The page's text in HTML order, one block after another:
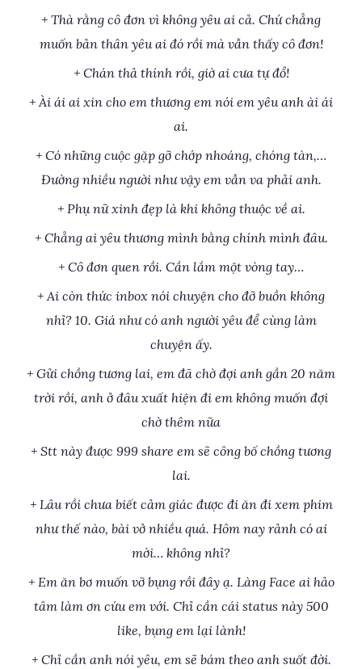
+ Thà rằng cô đơn vì không yêu ai cả. Chứ chẳng
muốn bản thân yêu ai đó rồi mà vẫn thấy cô đơn!
+ Chán thả thính rồi, giờ ai cưa tự đổ!
+ Ài ái ai xin cho em thương em nói em yêu anh ài ái
ai.
+ Có những cuộc gặp gỡ chớp nhoáng, chóng tàn,…
Đường nhiều người như vậy em vẫn va phải anh.
+ Phụ nữ xinh đẹp là khi không thuộc về ai.
+ Chẳng ai yêu thương mình bằng chính mình đâu.
+ Cô đơn quen rồi. Cần lắm một vòng tay…
+ Ai còn thức inbox nói chuyện cho đỡ buồn không
nhỉ? 10. Giá như có anh người yêu để cùng làm
chuyện ấy.
+ Gửi chồng tương lai, em đã chờ đợi anh gần 20 năm
trời rồi, anh ở đâu xuất hiện đi em không muốn đợi
chờ thêm nữa
+ Stt này được 999 share em sẽ công bố chồng tương
lai.
+ Lâu rồi chưa biết cảm giác được đi ăn đi xem phim
như thế nào, bài vở nhiều quá. Hôm nay rảnh có ai
mời… không nhỉ?
+ Em ăn bơ muốn vỡ bụng rồi đây ạ. Làng Face ai hảo
tâm làm ơn cứu em với. Chỉ cần cái status này 500
like, bụng em lại lành!
+ Chỉ cần anh nói yêu, em sẽ bám theo anh suốt đời.